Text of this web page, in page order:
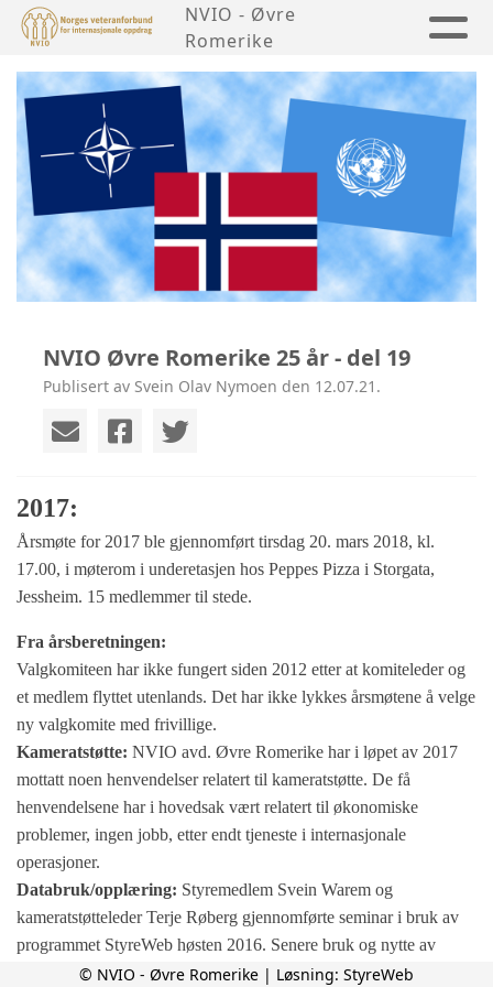
NVIO - Øvre
Romerike
NVIO Øvre Romerike 25 år - del 19
Publisert av Svein Olav Nymoen den 12.07.21.
2017:
Årsmøte for 2017 ble gjennomført tirsdag 20. mars 2018, kl.
17.00, i møterom i underetasjen hos Peppes Pizza i Storgata,
Jessheim. 15 medlemmer til stede.
Fra årsberetningen:
Valgkomiteen har ikke fungert siden 2012 etter at komiteleder og
et medlem flyttet utenlands. Det har ikke lykkes årsmøtene å velge
ny valgkomite med frivillige.
Kameratstøtte: NVIO avd. Øvre Romerike har i løpet av 2017
mottatt noen henvendelser relatert til kameratstøtte. De få
henvendelsene har i hovedsak vært relatert til økonomiske
problemer, ingen jobb, etter endt tjeneste i internasjonale
operasjoner.
Databruk/opplæring: Styremedlem Svein Warem og
kameratstøtteleder Terje Røberg gjennomførte seminar i bruk av
programmet StyreWeb høsten 2016. Senere bruk og nytte av
StyreWeb har så langt ikke stått til lovnader og forventninger. Rett
© NVIO - Øvre Romerike | Løsning: StyreWeb